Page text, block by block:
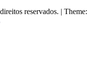
reservados. | Theme: